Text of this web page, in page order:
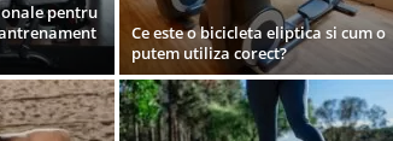
pentru
Ce este o bicicleta eliptica si cum o
putem utiliza corect?